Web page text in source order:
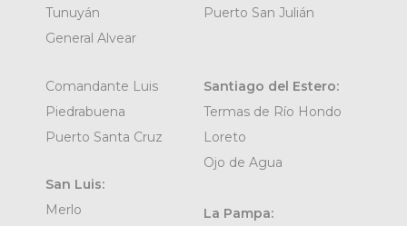
Tunuyán
General Alvear
Puerto San Julián
Comandante Luis
Piedrabuena
Puerto Santa Cruz
San Luis:
Merlo
Santiago del Estero:
Termas de Río Hondo
Loreto
Ojo de Agua
La Pampa: